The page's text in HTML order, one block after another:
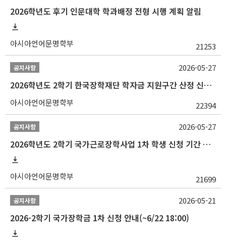
2026학년도 후기 인문대학 학과배정 전형 시행 계획 알림
아시아언어문명학부 21253
공지사항
2026학년도 2학기 한국장학재단 학자금 지원구간 산정 신청 안내
아시아언어문명학부 22394
2026-05-27
공지사항
2026학년도 2학기 국가근로장학사업 1차 학생 신청 기간 안내
아시아언어문명학부 21699
2026-05-27
공지사항
2026-2학기 국가장학금 1차 신청 안내(~6/22 18:00)
2026-05-21